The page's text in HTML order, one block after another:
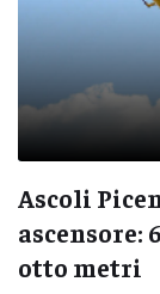
Ascoli
ascensore:
otto metri